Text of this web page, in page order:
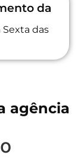
da
das
agência